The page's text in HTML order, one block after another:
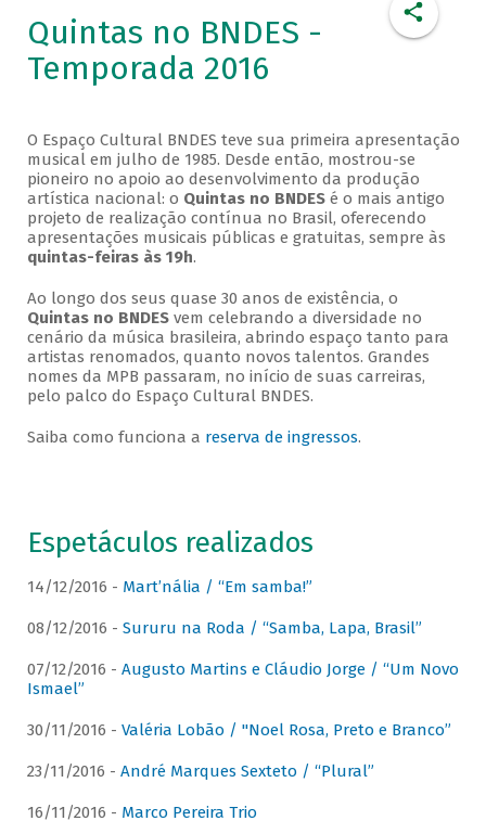
Quintas no BNDES -
Temporada 2016
O Espaço Cultural BNDES teve sua primeira apresentação
musical em julho de 1985. Desde então, mostrou-se
pioneiro no apoio ao desenvolvimento da produção
artística nacional: o Quintas no BNDESé o mais antigo
projeto de realização contínua no Brasil, oferecendo
apresentações musicais públicas e gratuitas, sempre às
quintas-feiras às 19h.
Ao longo dos seus quase 30 anos de existência, o
Quintas no BNDESvem celebrando a diversidade no
cenário da música brasileira, abrindo espaço tanto para
artistas renomados, quanto novos talentos. Grandes
nomes da MPB passaram, no início de suas carreiras,
pelo palco do Espaço Cultural BNDES.
Saiba como funciona a reserva de ingressos.
Espetáculos realizados
14/12/2016 - Mart’nália / “Em samba!”
08/12/2016 - Sururu na Roda / “Samba, Lapa, Brasil”
07/12/2016 - Augusto Martins e Cláudio Jorge / “Um Novo
Ismael”
30/11/2016 - Valéria Lobão / "Noel Rosa, Preto e Branco”
23/11/2016 - André Marques Sexteto / “Plural”
16/11/2016 - Marco Pereira Trio